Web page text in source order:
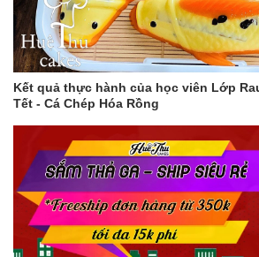
Kết quả thực hành của học viên Lớp
Tết - Cá Chép Hóa Rồng